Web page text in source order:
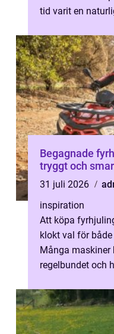
tid varit en
Begagnade
tryggt och
31 juli 2026
inspiration
Att köpa
klokt val för
Många maskiner
regelbundet och